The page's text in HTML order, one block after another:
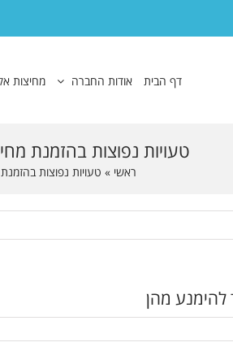
דף הבית אודות החברה מחיצות
טעויות נפוצות בהזמנת
ראשי » טעויות נפוצות
להימנע מהן